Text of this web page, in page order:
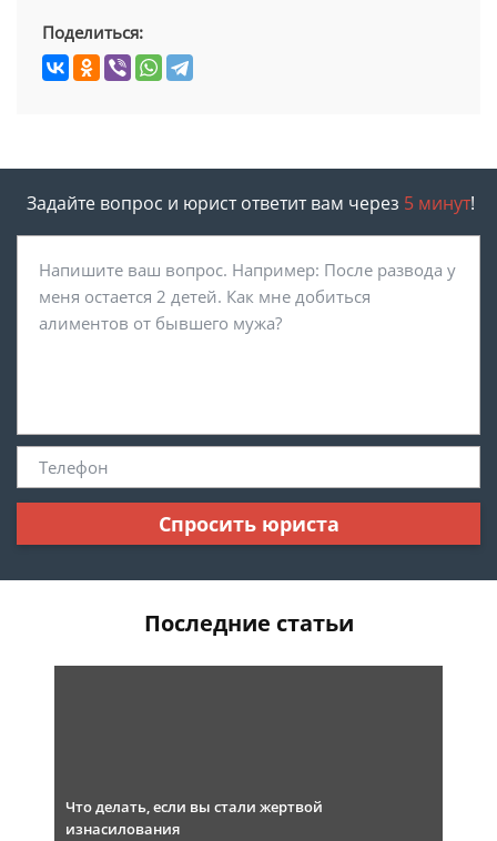
Поделиться:
Задайте вопрос и юрист ответит вам через 5 минут!
Спросить юриста
Последние статьи
Что делать, если вы стали жертвой
изнасилования